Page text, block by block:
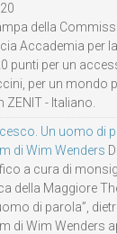
della
Accademia per la
punti per un
per un mondo
- Italiano.
Un uomo di
di Wim Wenders
a cura di
della Maggiore
di parola”,
di Wim Wenders